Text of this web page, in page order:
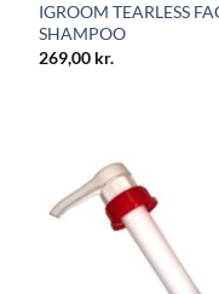
IGROOM TEARLESS
SHAMPOO
269,00 kr.